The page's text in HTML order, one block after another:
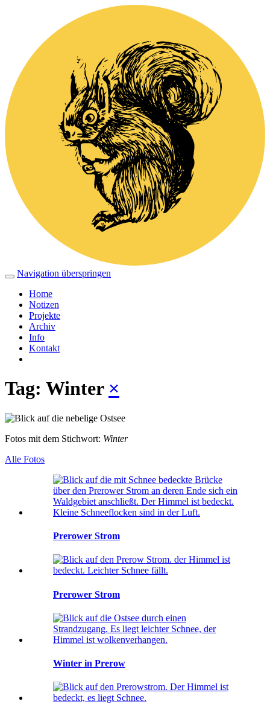
Navigation überspringen
Home
Notizen
Projekte
Archiv
Info
Kontakt
Tag: Winter ×
Fotos mit dem Stichwort: Winter
Alle Fotos
Prerower Strom
Prerower Strom
Winter in Prerow